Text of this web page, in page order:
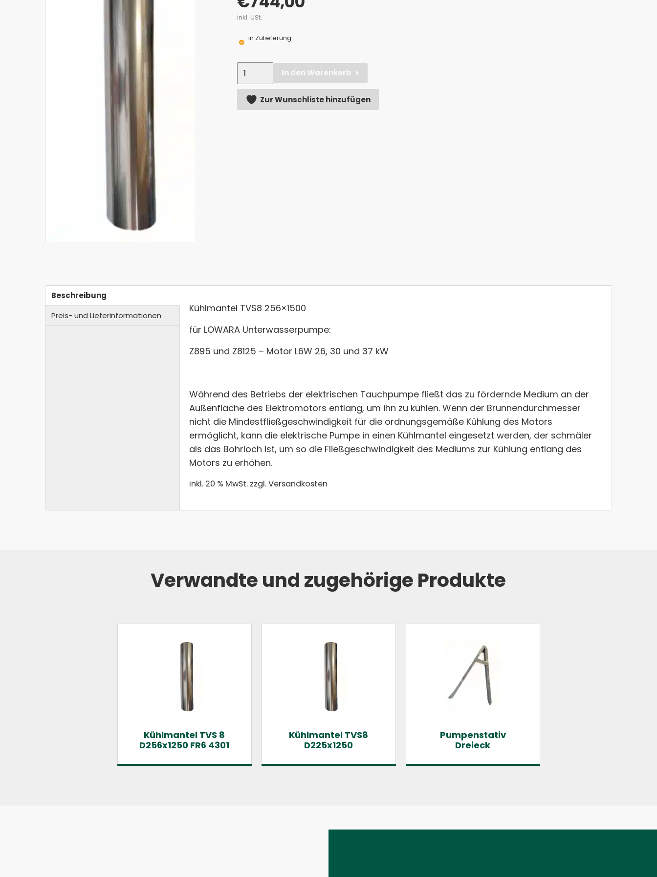
inkl. USt.
in Zulieferung
Anzahl
In den Warenkorb
Alternative:
Zur Wunschliste hinzufügen
Beschreibung
Preis- und Lieferinformationen
Kühlmantel TVS8 256×1500
für LOWARA Unterwasserpumpe:
Z895 und Z8125 – Motor L6W 26, 30 und 37 kW
Während des Betriebs der elektrischen Tauchpumpe fließt das zu fördernde Medium an der
Außenfläche des Elektromotors entlang, um ihn zu kühlen. Wenn der Brunnendurchmesser
nicht die Mindestfließgeschwindigkeit für die ordnungsgemäße Kühlung des Motors
ermöglicht, kann die elektrische Pumpe in einen Kühlmantel eingesetzt werden, der schmäler
als das Bohrloch ist, um so die Fließgeschwindigkeit des Mediums zur Kühlung entlang des
Motors zu erhöhen.
inkl. 20 % MwSt. zzgl. Versandkosten
Verwandte und zugehörige Produkte
Kühlmantel TVS 8
D256x1250 FR6 4301
Kühlmantel TVS8
D225x1250
Pumpenstativ
Dreieck